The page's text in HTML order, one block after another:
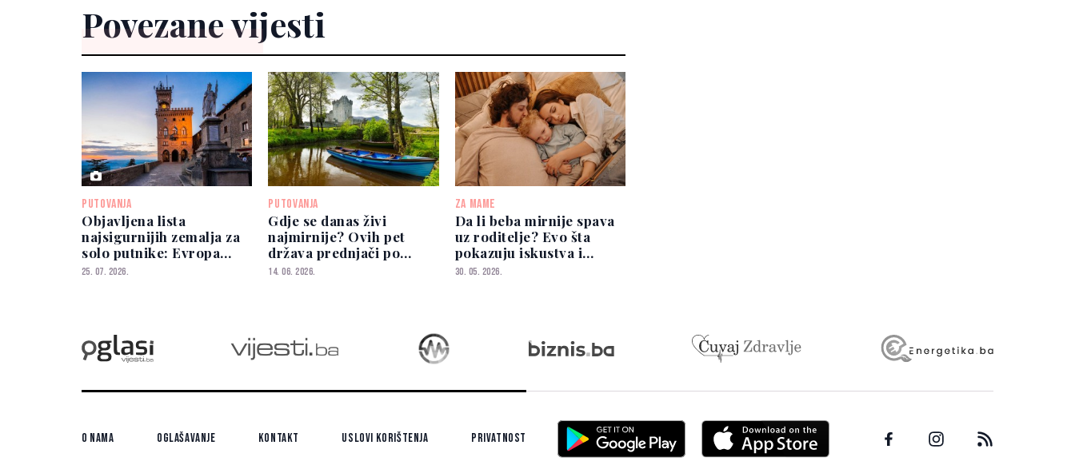
Povezane vijesti
PUTOVANJA
Objavljena lista
najsigurnijih zemalja za
solo putnike: Evropa
dominira
25. 07. 2026.
PUTOVANJA
Gdje se danas živi
najmirnije? Ovih pet
država prednjači po
sigurnosti
14. 06. 2026.
ZA MAME
Da li beba mirnije spava
uz roditelje? Evo šta
pokazuju iskustva i
istraživanja
30. 05. 2026.
O nama Oglašavanje Kontakt Uslovi korištenja Privatnost